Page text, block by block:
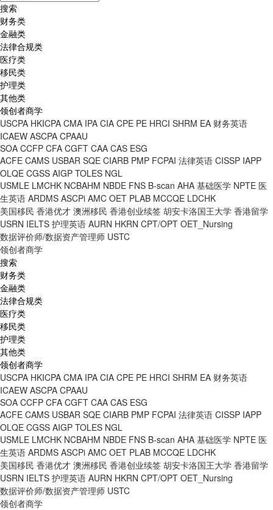
搜索
财务类
金融类
法律合规类
医疗类
移民类
护理类
其他类
领创者商学
USCPA HKICPA CMA IPA CIA CPE PE HRCI SHRM EA 财务英语
ICAEW ASCPA CPAAU
SOA CCFP CFA CGFT CAA CAS ESG
ACFE CAMS USBAR SQE CIARB PMP FCPAI 法律英语 CISSP IAPP
OLQE CGSS AIGP TOLES NGL
USMLE LMCHK NCBAHM NBDE FNS B-scan AHA 基础医学 NPTE 医
生英语 ARDMS ASCPi AMC OET PLAB MCCQE LDCHK
美国移民 香港优才 澳洲移民 香港创业续签 胡安卡洛国王大学 香港留学
USRN IELTS 护理英语 AURN HKRN CPT/OPT OET_Nursing
数据评价师/数据资产管理师 USTC
领创者商学
搜索
财务类
金融类
法律合规类
医疗类
移民类
护理类
其他类
领创者商学
USCPA HKICPA CMA IPA CIA CPE PE HRCI SHRM EA 财务英语
ICAEW ASCPA CPAAU
SOA CCFP CFA CGFT CAA CAS ESG
ACFE CAMS USBAR SQE CIARB PMP FCPAI 法律英语 CISSP IAPP
OLQE CGSS AIGP TOLES NGL
USMLE LMCHK NCBAHM NBDE FNS B-scan AHA 基础医学 NPTE 医
生英语 ARDMS ASCPi AMC OET PLAB MCCQE LDCHK
美国移民 香港优才 澳洲移民 香港创业续签 胡安卡洛国王大学 香港留学
USRN IELTS 护理英语 AURN HKRN CPT/OPT OET_Nursing
数据评价师/数据资产管理师 USTC
领创者商学